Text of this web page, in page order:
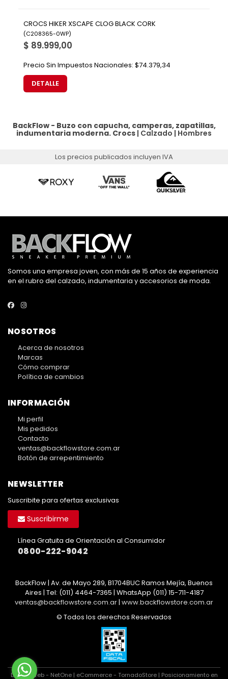
CROCS HIKER XSCAPE CLOG BLACK CORK
(C208365-0WP)
$ 89.999,00
Precio Sin Impuestos Nacionales: $74.379,34
DETALLE
BackFlow - Buzo con capucha, camperas, zapatillas,
indumentaria moderna. Crocs | Calzado | Hombres
Los precios publicados incluyen IVA
Somos una empresa joven, con más de 15 años de experiencia
en el rubro del calzado, indumentaria y accesorios de moda.
NOSOTROS
Acerca de nosotros
Marcas
Cómo comprar
Política de cambios
INFORMACIÓN
Mi perfil
Mis pedidos
Contacto
ventas@backflowstore.com.ar
Botón de arrepentimiento
NEWSLETTER
Suscribite para ofertas exclusivas
Suscribirme
Línea Gratuita de Orientación al Consumidor
0800-222-9042
BackFlow | Av. de Mayo 289, B1704BUC Ramos Mejía, Buenos
Aires | Tel: (011) 4464-7365 | WhatsApp (011) 15-711-4187
ventas@backflowstore.com.ar| www.backflowstore.com.ar
© Todos los derechos Reservados
Diseño Web - NetOne| eCommerce - TornadoStore| Posicionamiento en